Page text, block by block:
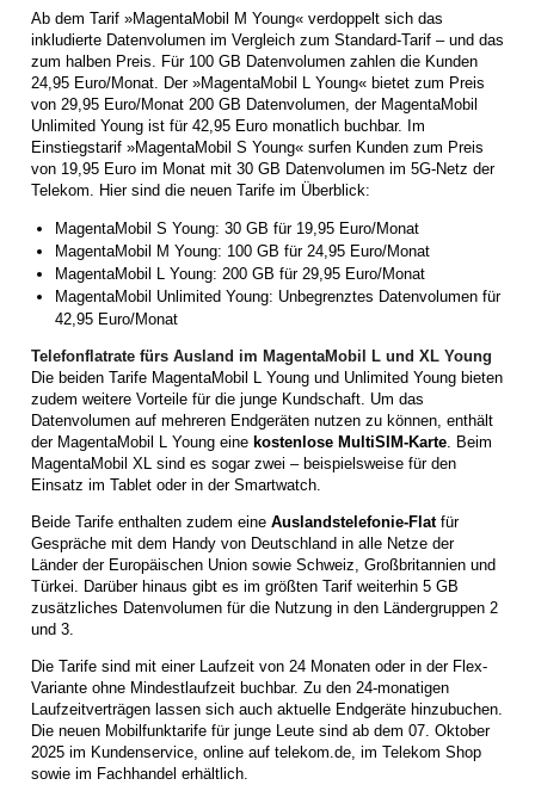
Ab dem Tarif »MagentaMobil M Young« verdoppelt sich das
inkludierte Datenvolumen im Vergleich zum Standard-Tarif – und das
zum halben Preis. Für 100 GB Datenvolumen zahlen die Kunden
24,95 Euro/Monat. Der »MagentaMobil L Young« bietet zum Preis
von 29,95 Euro/Monat 200 GB Datenvolumen, der MagentaMobil
Unlimited Young ist für 42,95 Euro monatlich buchbar. Im
Einstiegstarif »MagentaMobil S Young« surfen Kunden zum Preis
von 19,95 Euro im Monat mit 30 GB Datenvolumen im 5G-Netz der
Telekom. Hier sind die neuen Tarife im Überblick:
MagentaMobil S Young: 30 GB für 19,95 Euro/Monat
MagentaMobil M Young: 100 GB für 24,95 Euro/Monat
MagentaMobil L Young: 200 GB für 29,95 Euro/Monat
MagentaMobil Unlimited Young: Unbegrenztes Datenvolumen für
42,95 Euro/Monat
Telefonflatrate fürs Ausland im MagentaMobil L und XL Young
Die beiden Tarife MagentaMobil L Young und Unlimited Young bieten
zudem weitere Vorteile für die junge Kundschaft. Um das
Datenvolumen auf mehreren Endgeräten nutzen zu können, enthält
der MagentaMobil L Young eine kostenlose MultiSIM-Karte . Beim
MagentaMobil XL sind es sogar zwei – beispielsweise für den
Einsatz im Tablet oder in der Smartwatch.
Beide Tarife enthalten zudem eine Auslandstelefonie-Flatfür
Gespräche mit dem Handy von Deutschland in alle Netze der
Länder der Europäischen Union sowie Schweiz, Großbritannien und
Türkei. Darüber hinaus gibt es im größten Tarif weiterhin 5 GB
zusätzliches Datenvolumen für die Nutzung in den Ländergruppen 2
und 3.
Die Tarife sind mit einer Laufzeit von 24 Monaten oder in der Flex-
Variante ohne Mindestlaufzeit buchbar. Zu den 24-monatigen
Laufzeitverträgen lassen sich auch aktuelle Endgeräte hinzubuchen.
Die neuen Mobilfunktarife für junge Leute sind ab dem 07. Oktober
2025 im Kundenservice, online auf telekom.de, im Telekom Shop
sowie im Fachhandel erhältlich.